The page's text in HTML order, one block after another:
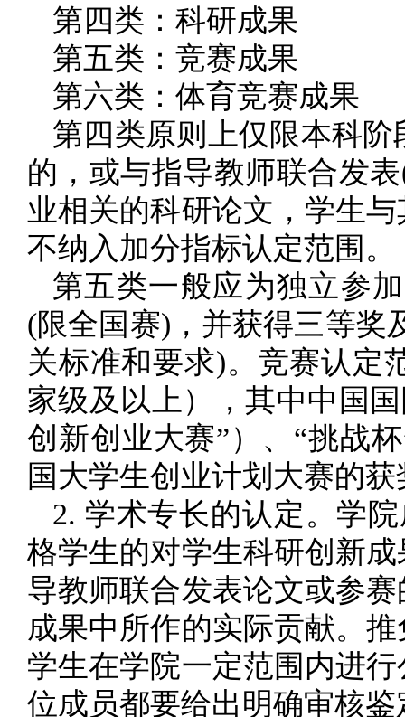
第四类：科研成果
第五类：竞赛成果
第六类：体育竞赛成果
第四类原则上仅限本科
的，或与指导教师联合发
业相关的科研论文，学生
不纳入加分指标认定范围。
第五类一般应为独立参
(限全国赛)，并获得三等奖
关标准和要求)。竞赛认定
家级及以上），其中中国
创新创业大赛”）、“挑战
国大学生创业计划大赛的
2. 学术专长的认定。学
格学生的对学生科研创新
导教师联合发表论文或参
成果中所作的实际贡献。
学生在学院一定范围内进
位成员都要给出明确审核